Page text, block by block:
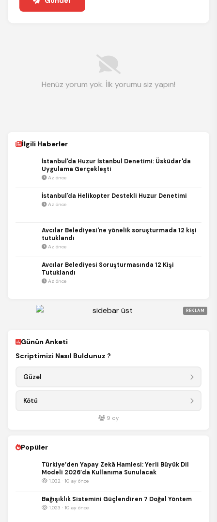
Henüz yorum yok. İlk yorumu siz yapın!
İlgili Haberler
İstanbul'da Huzur İstanbul Denetimi: Üsküdar'da
Uygulama Gerçekleşti
Az önce
İstanbul'da Helikopter Destekli Huzur Denetimi
Az önce
Avcılar Belediyesi'ne yönelik soruşturmada 12 kişi
tutuklandı
Az önce
Avcılar Belediyesi Soruşturmasında 12 Kişi
Tutuklandı
Az önce
REKLAM
Günün Anketi
Scriptimizi Nasıl Buldunuz ?
Güzel
Kötü
9 oy
Popüler
Türkiye’den Yapay Zekâ Hamlesi: Yerli Büyük Dil
Modeli 2026’da Kullanıma Sunulacak
1,032 · 10 ay önce
Bağışıklık Sistemini Güçlendiren 7 Doğal Yöntem
1,023 · 10 ay önce